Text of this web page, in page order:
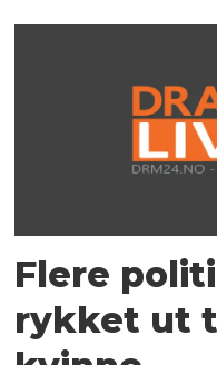
Flere
rykket ut